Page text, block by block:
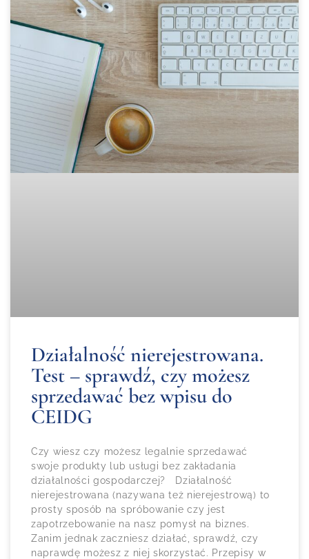
Działalność nierejestrowana.
Test – sprawdź, czy możesz
sprzedawać bez wpisu do
CEIDG
Czy wiesz czy możesz legalnie sprzedawać
swoje produkty lub usługi bez zakładania
działalności gospodarczej? Działalność
nierejestrowana (nazywana też nierejestrową) to
prosty sposób na spróbowanie czy jest
zapotrzebowanie na nasz pomysł na biznes.
Zanim jednak zaczniesz działać, sprawdź, czy
naprawdę możesz z niej skorzystać. Przepisy w